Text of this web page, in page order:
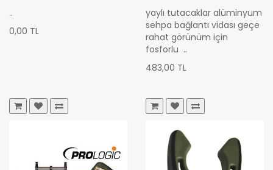
..
0,00 TL
yaylı tutacaklar alüminyum
sehpa bağlantı vidası geçe
rahat görünüm için
fosforlu ..
483,00 TL